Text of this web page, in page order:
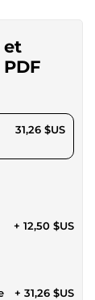
et
31,26 $US
+ 12,50 $US
+ 31,26 $US